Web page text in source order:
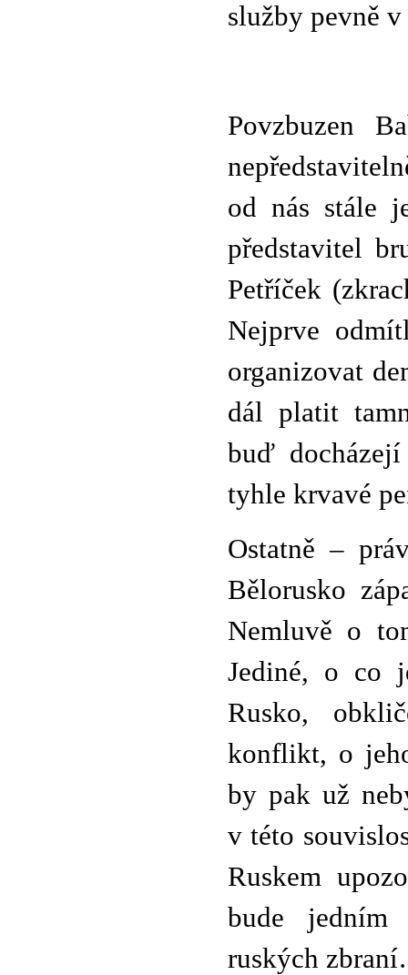
služby pevně
Povzbuzen
od nás stále
představitel
Petříček
Nejprve
organizovat
dál platit
buď
tyhle krvavé
Ostatně –
Bělorusko
Nemluvě o
Jediné, o co
Rusko,
konflikt, o
by pak už
v této
Ruskem
bude jedním
ruských